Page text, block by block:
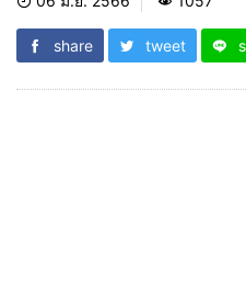
share tweet